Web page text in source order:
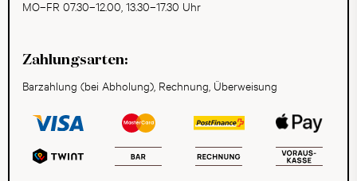
MO–FR 07.30–12.00, 13.30–17.30 Uhr
Zahlungsarten:
Barzahlung (bei Abholung), Rechnung, Überweisung